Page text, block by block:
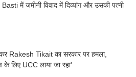
में जमीनी विवाद में दिव्यांग और उसकी पत्नी
Rakesh Tikait का सरकार पर हमला,
लिए UCC लाया जा रहा'